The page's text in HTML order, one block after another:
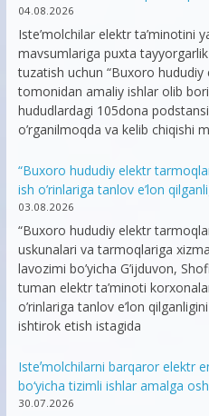
04.08.2026
Iste’molchilar elektr ta’minotini
mavsumlariga puxta
tuzatish uchun “Buxoro
tomonidan amaliy ishlar olib
hududlardagi 105dona
o’rganilmoqda va kelib chiqishi
“Buxoro hududiy elektr
ish o’rinlariga tanlov e’lon
03.08.2026
“Buxoro hududiy elektr
uskunalari va tarmoqlariga
lavozimi bo’yicha G’ijduvon,
tuman elektr ta’minoti
o’rinlariga tanlov e’lon
ishtirok etish istagida
Isteʼmolchilarni barqaror elektr
bo‘yicha tizimli ishlar amalga
30.07.2026